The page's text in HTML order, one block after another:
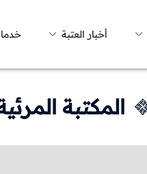
أخبار العتبة
المكتبة